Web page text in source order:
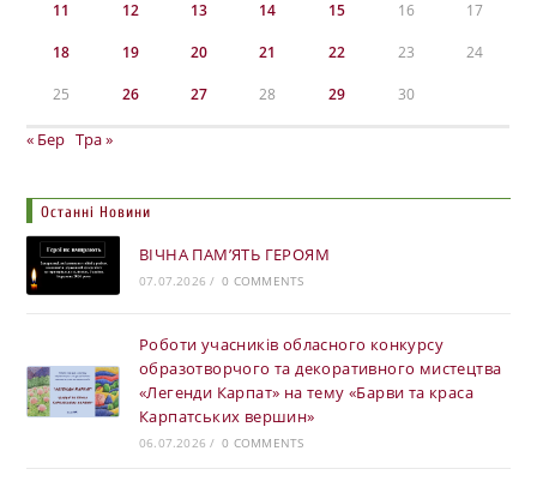
11 12 13 14 15 16 17
18 19 20 21 22 23 24
25 26 27 28 29 30
« Бер Тра »
Останні Новини
ВІЧНА ПАМ’ЯТЬ ГЕРОЯМ
07.07.2026 / 0 COMMENTS
Роботи учасників обласного конкурсу
образотворчого та декоративного мистецтва
«Легенди Карпат» на тему «Барви та краса
Карпатських вершин»
06.07.2026 / 0 COMMENTS